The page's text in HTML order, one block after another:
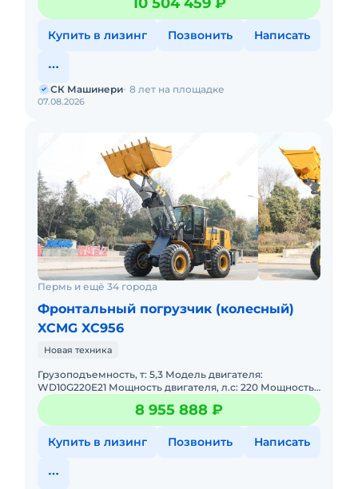
м: 3,0
Купить в лизинг Позвонить Написать
07.08.2026
СК Машинери 8 лет на площадке
Пермь и ещё 34 города
Фронтальный погрузчик (колесный)
XCMG XC956
Новая техника
Грузоподъемность, т: 5,3 Модель двигателя:
WD10G220E21 Мощность двигателя, л.с: 220 Мощность,
кВт: 162 Эксплуатационная масса, т: 16,8 Объем ковша,
м: 3,0
8 955 888 ₽
Купить в лизинг Позвонить Написать